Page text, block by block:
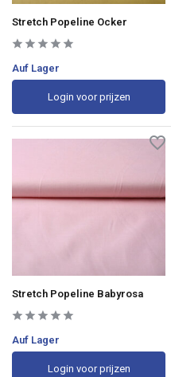
Stretch Popeline Ocker
Auf Lager
Login voor prijzen
Stretch Popeline Babyrosa
Auf Lager
Login voor prijzen